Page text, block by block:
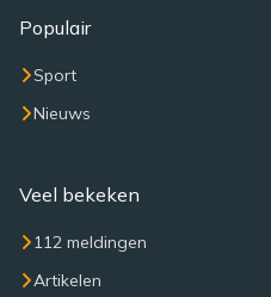
Populair
Sport
Nieuws
Veel bekeken
112 meldingen
Artikelen